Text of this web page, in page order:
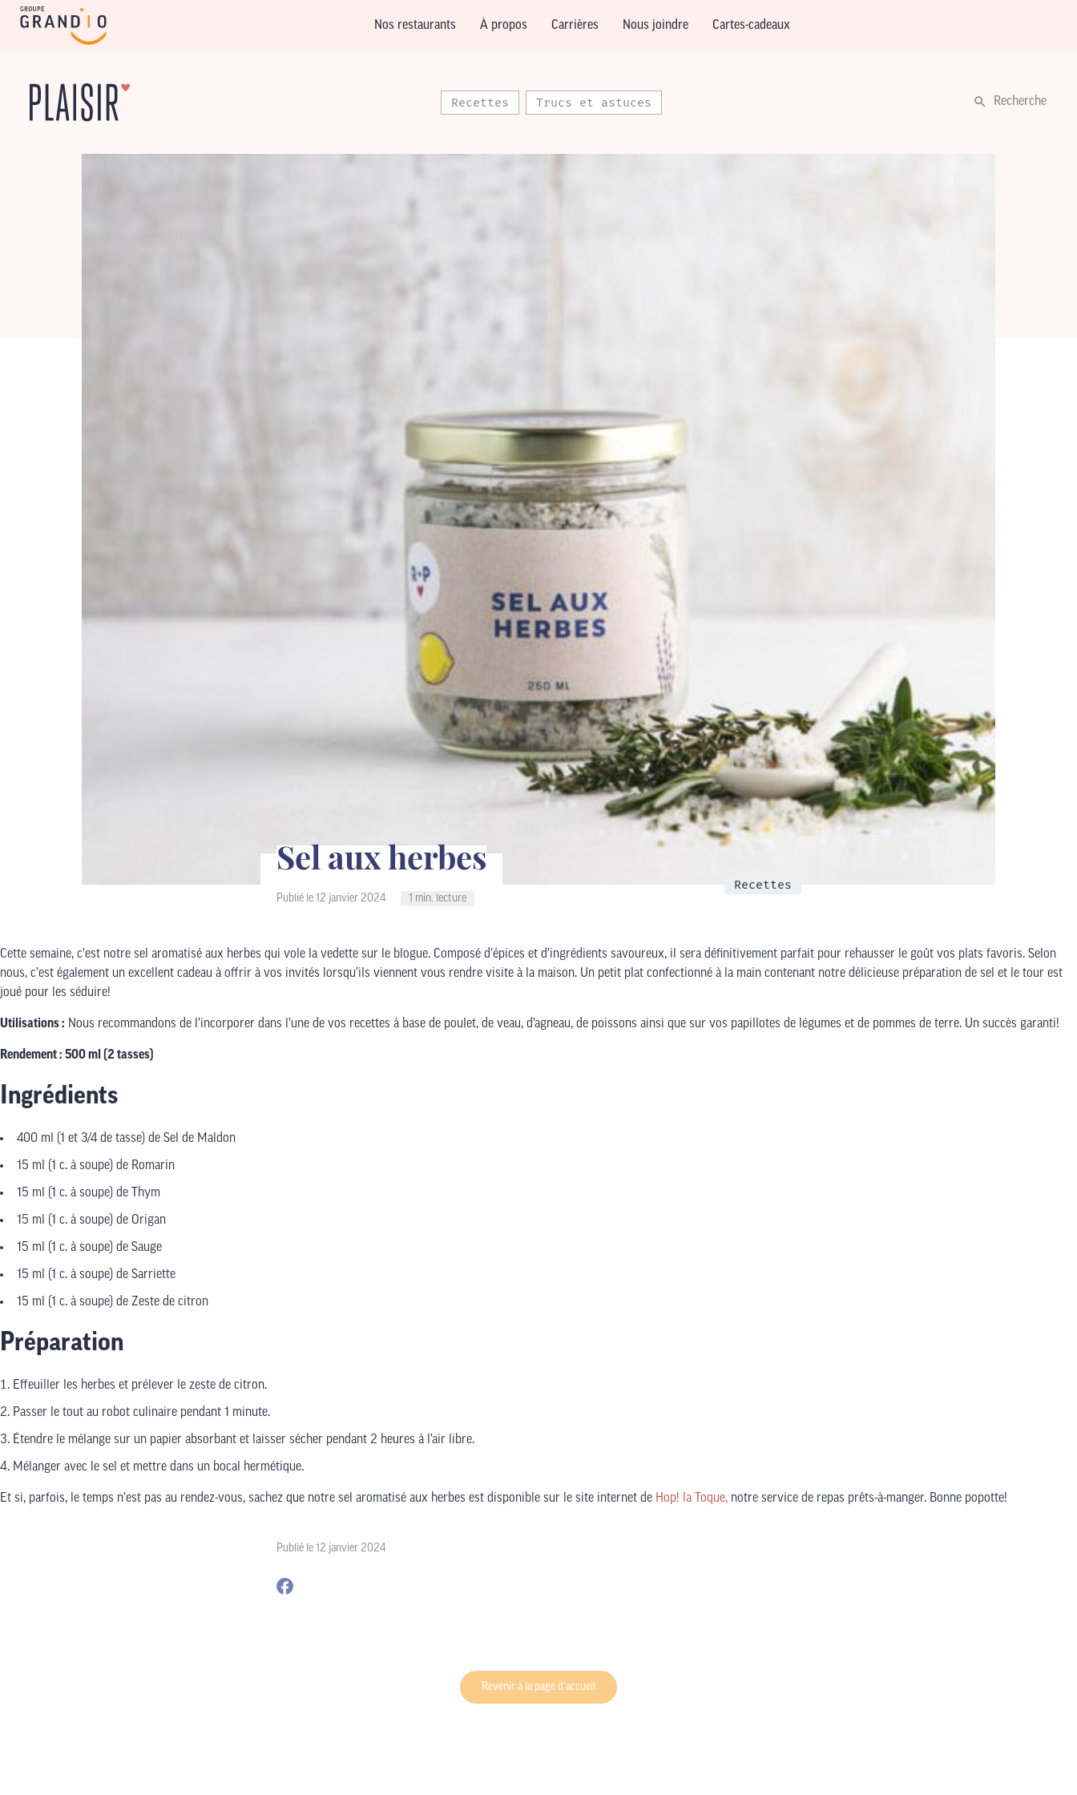
Nos restaurants À propos Carrières Nous joindre Cartes-cadeaux
Recettes Trucs et astuces Recherche
Recettes
Sel aux herbes
Publié le 12 janvier 2024 1 min. lecture
Cette semaine, c’est notre sel aromatisé aux herbes qui vole la vedette sur le blogue. Composé d’épices et d’ingrédients savoureux, il sera définitivement parfait pour rehausser le goût vos plats favoris. Selon
nous, c’est également un excellent cadeau à offrir à vos invités lorsqu’ils viennent vous rendre visite à la maison. Un petit plat confectionné à la main contenant notre délicieuse préparation de sel et le tour est
joué pour les séduire!
Utilisations : Nous recommandons de l’incorporer dans l’une de vos recettes à base de poulet, de veau, d’agneau, de poissons ainsi que sur vos papillotes de légumes et de pommes de terre. Un succès garanti!
Rendement : 500 ml (2 tasses)
Ingrédients
400 ml (1 et 3/4 de tasse) de Sel de Maldon
15 ml (1 c. à soupe) de Romarin
15 ml (1 c. à soupe) de Thym
15 ml (1 c. à soupe) de Origan
15 ml (1 c. à soupe) de Sauge
15 ml (1 c. à soupe) de Sarriette
15 ml (1 c. à soupe) de Zeste de citron
Préparation
Effeuiller les herbes et prélever le zeste de citron.
Passer le tout au robot culinaire pendant 1 minute.
Étendre le mélange sur un papier absorbant et laisser sécher pendant 2 heures à l’air libre.
Mélanger avec le sel et mettre dans un bocal hermétique.
Et si, parfois, le temps n’est pas au rendez-vous, sachez que notre sel aromatisé aux herbes est disponible sur le site internet de Hop! la Toque, notre service de repas prêts-à-manger. Bonne popotte!
Publié le 12 janvier 2024
Revenir à la page d’accueil